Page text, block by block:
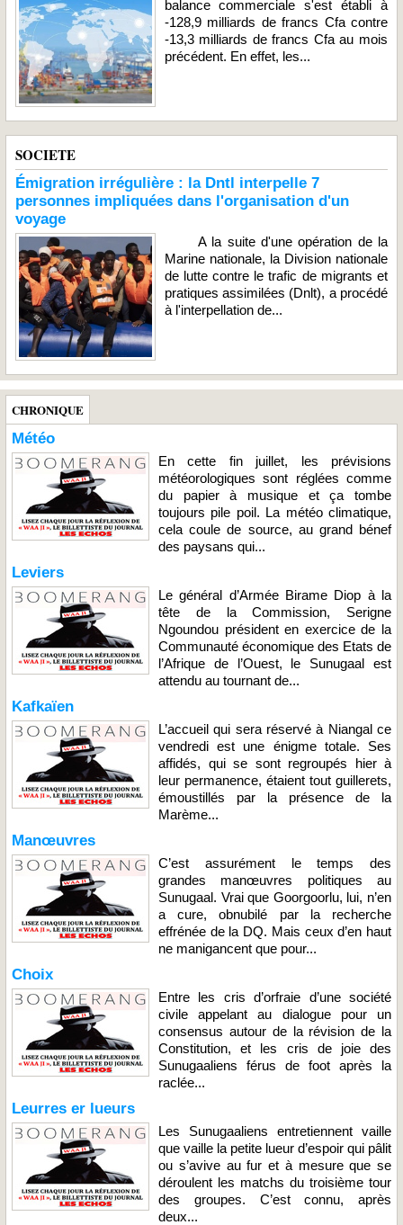
balance commerciale s'est établi à
-128,9 milliards de francs Cfa contre
-13,3 milliards de francs Cfa au mois
précédent. En effet, les...
SOCIETE
Émigration irrégulière : la Dntl interpelle 7
personnes impliquées dans l'organisation d'un
voyage
A la suite d'une opération de la
Marine nationale, la Division nationale
de lutte contre le trafic de migrants et
pratiques assimilées (Dnlt), a procédé
à l'interpellation de...
CHRONIQUE
Météo
En cette fin juillet, les prévisions
météorologiques sont réglées comme
du papier à musique et ça tombe
toujours pile poil. La météo climatique,
cela coule de source, au grand bénef
des paysans qui...
Leviers
Le général d’Armée Birame Diop à la
tête de la Commission, Serigne
Ngoundou président en exercice de la
Communauté économique des Etats de
l’Afrique de l’Ouest, le Sunugaal est
attendu au tournant de...
Kafkaïen
L’accueil qui sera réservé à Niangal ce
vendredi est une énigme totale. Ses
affidés, qui se sont regroupés hier à
leur permanence, étaient tout guillerets,
émoustillés par la présence de la
Marème...
Manœuvres
C’est assurément le temps des
grandes manœuvres politiques au
Sunugaal. Vrai que Goorgoorlu, lui, n’en
a cure, obnubilé par la recherche
effrénée de la DQ. Mais ceux d’en haut
ne manigancent que pour...
Choix
Entre les cris d’orfraie d’une société
civile appelant au dialogue pour un
consensus autour de la révision de la
Constitution, et les cris de joie des
Sunugaaliens férus de foot après la
raclée...
Leurres er lueurs
Les Sunugaaliens entretiennent vaille
que vaille la petite lueur d’espoir qui pâlit
ou s’avive au fur et à mesure que se
déroulent les matchs du troisième tour
des groupes. C’est connu, après
deux...